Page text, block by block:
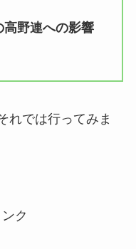
高野連への影響
れでは行ってみま
ク